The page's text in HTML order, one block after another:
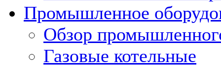
Промышленное
Обзор
Газовые котельные